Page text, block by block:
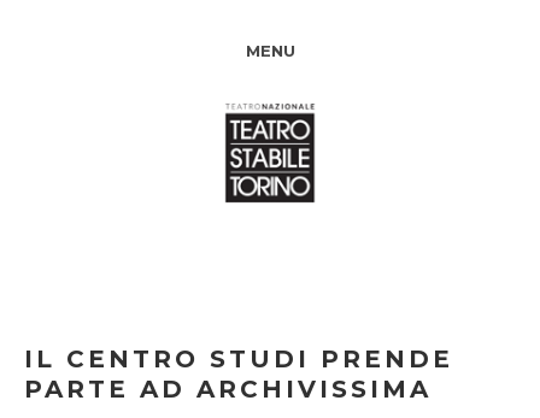
MENU
IL CENTRO STUDI PRENDE
PARTE AD ARCHIVISSIMA